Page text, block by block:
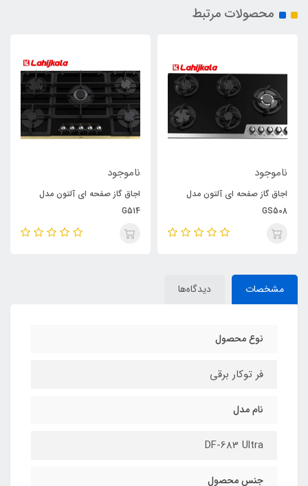
محصولات مرتبط
ناموجود
اجاق گاز صفحه ای آلتون مدل
GS508
ناموجود
اجاق گاز صفحه ای آلتون مدل
G514
مشخصات دیدگاه‌ها
نوع محصول
فر توکار برقی
نام مدل
DF-683 Ultra
جنس محصول